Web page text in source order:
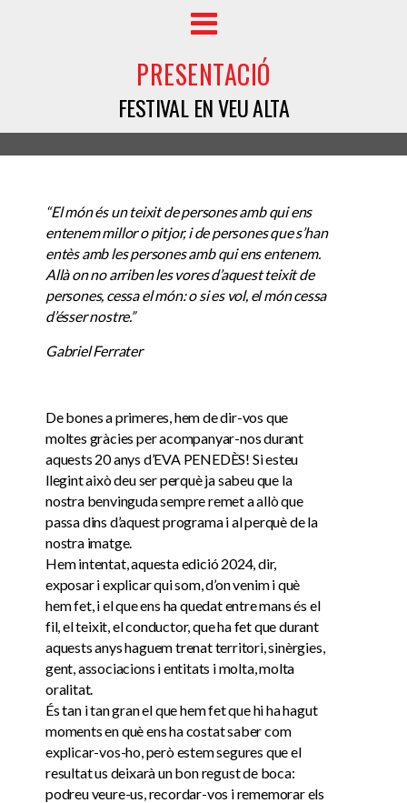
PRESENTACIÓ
FESTIVAL EN VEU ALTA
“El món és un teixit de persones amb qui ens
entenem millor o pitjor, i de persones que s’han
entès amb les persones amb qui ens entenem.
Allà on no arriben les vores d’aquest teixit de
persones, cessa el món: o si es vol, el món cessa
d’ésser nostre.”
Gabriel Ferrater
De bones a primeres, hem de dir-vos que
moltes gràcies per acompanyar-nos durant
aquests 20 anys d’EVA PENEDÈS! Si esteu
llegint això deu ser perquè ja sabeu que la
nostra benvinguda sempre remet a allò que
passa dins d’aquest programa i al perquè de la
nostra imatge.
Hem intentat, aquesta edició 2024, dir,
exposar i explicar qui som, d’on venim i què
hem fet, i el que ens ha quedat entre mans és el
fil, el teixit, el conductor, que ha fet que durant
aquests anys haguem trenat territori, sinèrgies,
gent, associacions i entitats i molta, molta
oralitat.
És tan i tan gran el que hem fet que hi ha hagut
moments en què ens ha costat saber com
explicar-vos-ho, però estem segures que el
resultat us deixarà un bon regust de boca:
podreu veure-us, recordar-vos i rememorar els